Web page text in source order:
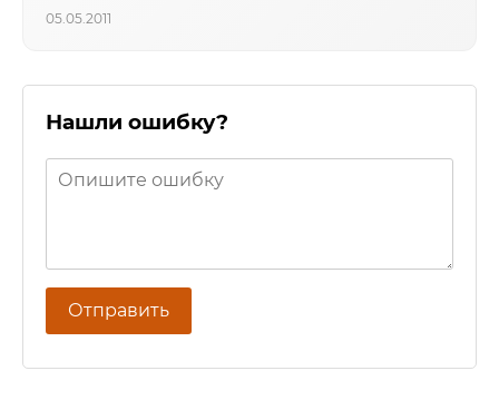
05.05.2011
Нашли ошибку?
Отправить